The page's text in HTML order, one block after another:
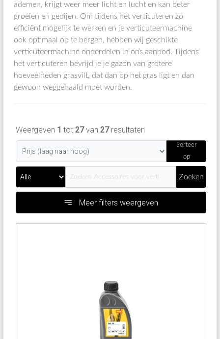
ademen, krijgt weer meer licht en lucht en kan beter
groeien en gedijen. Om tijdens het verticuteren zo
efficiënt mogelijk te werken en je verticuteermachine
ook optimaal op te bergen, hebben wij geschikte
verticuteermachine onderdelen in ons aanbod. Tijdens
het verticuteren bevrijd je je gazon van grotere
hoeveelheden grasvilt, dat dan op het gras ligt en dan
gewoon weggehaald moet worden.
Weergeven 1 tot 27van 27resultaten
Sorteer
op
Zoeken
Meer filters weergeven